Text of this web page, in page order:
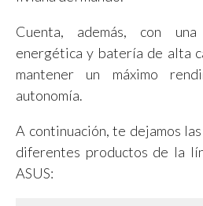
Cuenta, además, con
energética y batería de alta
mantener un máximo
autonomía.
A continuación, te dejamos
diferentes productos de la
ASUS: